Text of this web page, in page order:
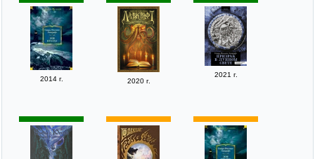
2014 г. 2020 г.
2021 г.